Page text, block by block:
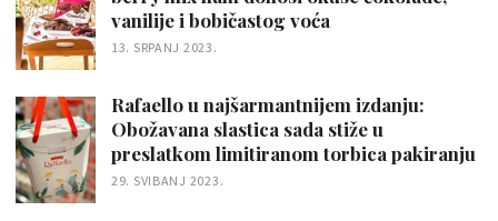
vanilije i bobičastog voća
13. SRPANJ 2023.
Rafaello u najšarmantnijem izdanju:
Obožavana slastica sada stiže u
preslatkom limitiranom torbica pakiranju
29. SVIBANJ 2023.